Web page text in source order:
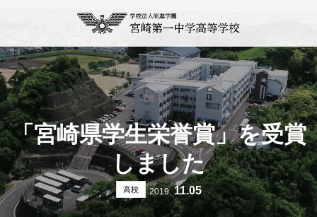
「宮崎県学生栄誉賞」を受賞
しました
高校 2019.11.05